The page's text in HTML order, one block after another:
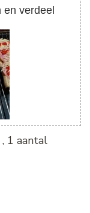
, 1 aantal